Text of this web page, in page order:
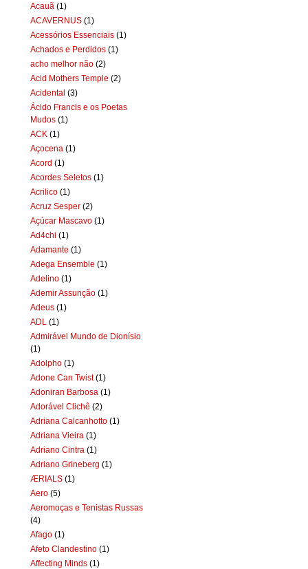
Acauã (1)
ACAVERNUS (1)
Acessórios Essenciais (1)
Achados e Perdidos (1)
acho melhor não (2)
Acid Mothers Temple (2)
Acidental (3)
Ácido Francis e os Poetas
Mudos (1)
ACK (1)
Açocena (1)
Acord (1)
Acordes Seletos (1)
Acrilico (1)
Acruz Sesper (2)
Açúcar Mascavo (1)
Ad4chi (1)
Adamante (1)
Adega Ensemble (1)
Adelino (1)
Ademir Assunção (1)
Adeus (1)
ADL (1)
Admirável Mundo de Dionísio
(1)
Adolpho (1)
Adone Can Twist (1)
Adoniran Barbosa (1)
Adorável Clichê (2)
Adriana Calcanhotto (1)
Adriana Vieira (1)
Adriano Cintra (1)
Adriano Grineberg (1)
ÆRIALS (1)
Aero (5)
Aeromoças e Tenistas Russas
(4)
Afago (1)
Afeto Clandestino (1)
Affecting Minds (1)